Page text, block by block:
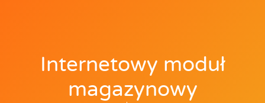
Internetowy moduł
magazynowy